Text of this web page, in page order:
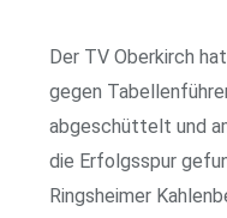
Der TV Oberkirch
gegen
abgeschüttelt und
die Erfolgsspur
Ringsheimer